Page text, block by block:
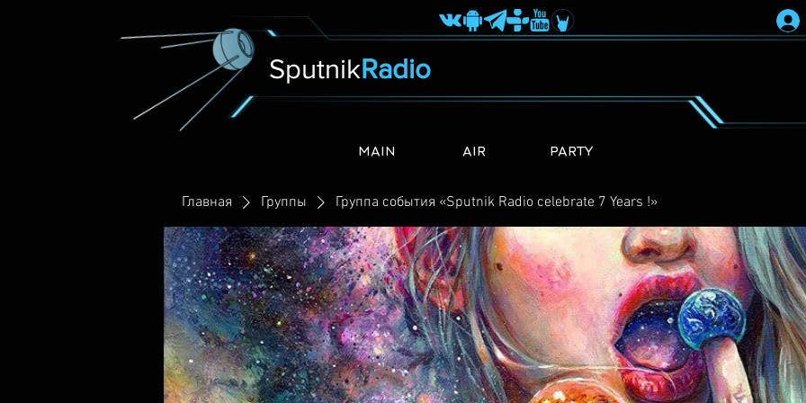
MAIN AIR PARTY
SputnikRadio
Главная Группы Группа события «Sputnik Radio сelebrate 7 Years !»